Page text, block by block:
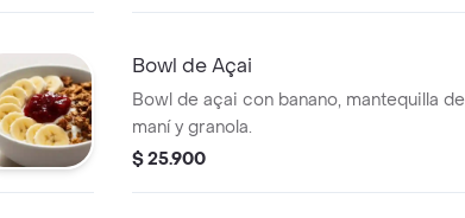
Bowl de Açai
Bowl de açai con banano, mantequilla de
maní y granola.
$ 25.900